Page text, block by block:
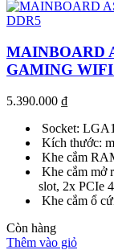
MAINBOARD
GAMING WIFI
5.390.000 ₫
Socket:
Kích thước:
Khe cắm
Khe cắm mở
slot, 2x PCIe
Khe cắm ổ
Còn hàng
Thêm vào giỏ